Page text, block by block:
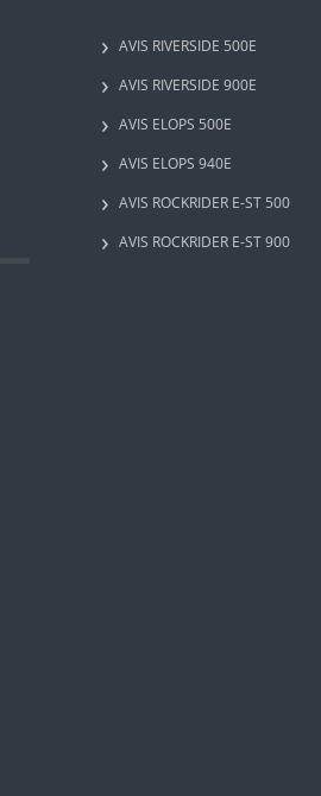
AVIS RIVERSIDE 500E
AVIS RIVERSIDE 900E
AVIS ELOPS 500E
AVIS ELOPS 940E
AVIS ROCKRIDER E-ST 500
AVIS ROCKRIDER E-ST 900